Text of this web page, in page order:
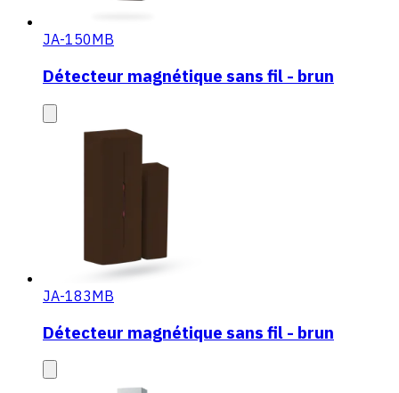
JA-150MB
Détecteur magnétique sans fil - brun
JA-183MB
Détecteur magnétique sans fil - brun